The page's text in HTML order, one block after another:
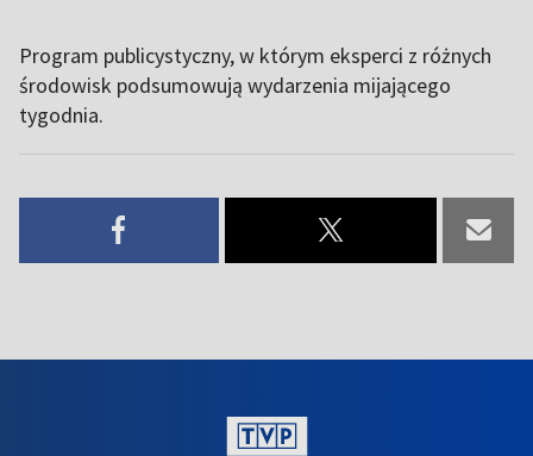
Program publicystyczny, w którym eksperci z różnych
środowisk podsumowują wydarzenia mijającego
tygodnia.